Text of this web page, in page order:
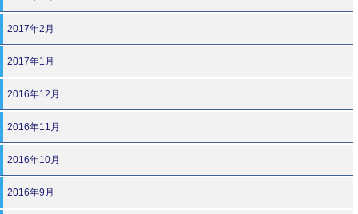
2017年2月
2017年1月
2016年12月
2016年11月
2016年10月
2016年9月